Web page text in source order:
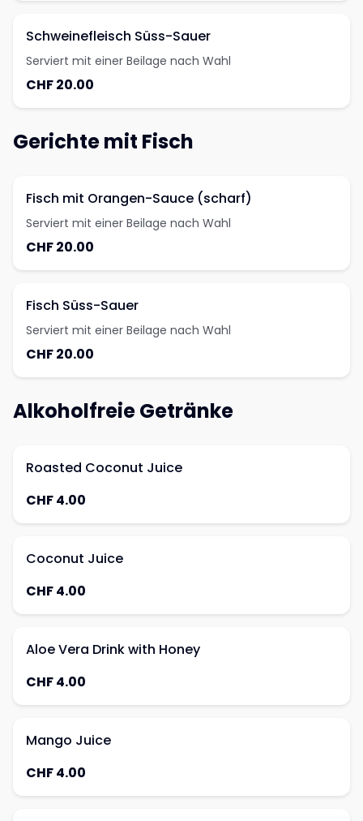
Schweinefleisch Süss-Sauer
Serviert mit einer Beilage nach Wahl
CHF 20.00
Gerichte mit Fisch
Fisch mit Orangen-Sauce (scharf)
Serviert mit einer Beilage nach Wahl
CHF 20.00
Fisch Süss-Sauer
Serviert mit einer Beilage nach Wahl
CHF 20.00
Alkoholfreie Getränke
Roasted Coconut Juice
CHF 4.00
Coconut Juice
CHF 4.00
Aloe Vera Drink with Honey
CHF 4.00
Mango Juice
CHF 4.00